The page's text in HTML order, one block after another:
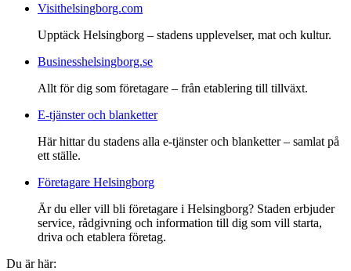
Visithelsingborg.com
Upptäck Helsingborg – stadens upplevelser, mat och kultur.
Businesshelsingborg.se
Allt för dig som företagare – från etablering till tillväxt.
E-tjänster och blanketter
Här hittar du stadens alla e-tjänster och blanketter – samlat på
ett ställe.
Företagare Helsingborg
Är du eller vill bli företagare i Helsingborg? Staden erbjuder
service, rådgivning och information till dig som vill starta,
driva och etablera företag.
Du är här: